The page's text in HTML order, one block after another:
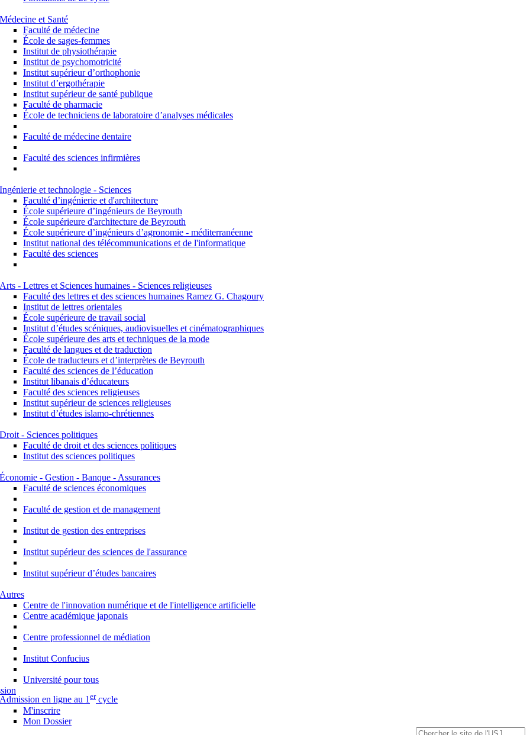
Médecine et Santé
Faculté de médecine
École de sages-femmes
Institut de physiothérapie
Institut de psychomotricité
Institut supérieur d’orthophonie
Institut d’ergothérapie
Institut supérieur de santé publique
Faculté de pharmacie
École de techniciens de laboratoire d’analyses médicales
Faculté de médecine dentaire
Faculté des sciences infirmières
Ingénierie et technologie - Sciences
Faculté d’ingénierie et d'architecture
École supérieure d’ingénieurs de Beyrouth
École supérieure d'architecture de Beyrouth
École supérieure d’ingénieurs d’agronomie - méditerranéenne
Institut national des télécommunications et de l'informatique
Faculté des sciences
Arts - Lettres et Sciences humaines - Sciences religieuses
Faculté des lettres et des sciences humaines Ramez G. Chagoury
Institut de lettres orientales
École supérieure de travail social
Institut d’études scéniques, audiovisuelles et cinématographiques
École supérieure des arts et techniques de la mode
Faculté de langues et de traduction
École de traducteurs et d’interprètes de Beyrouth
Faculté des sciences de l’éducation
Institut libanais d’éducateurs
Faculté des sciences religieuses
Institut supérieur de sciences religieuses
Institut d’études islamo-chrétiennes
Droit - Sciences politiques
Faculté de droit et des sciences politiques
Institut des sciences politiques
Économie - Gestion - Banque - Assurances
Faculté de sciences économiques
Faculté de gestion et de management
Institut de gestion des entreprises
Institut supérieur des sciences de l'assurance
Institut supérieur d’études bancaires
Autres
Centre de l'innovation numérique et de l'intelligence artificielle
Centre académique japonais
Centre professionnel de médiation
Institut Confucius
Université pour tous
Admission en ligne au 1ercycle
M'inscrire
Mon Dossier